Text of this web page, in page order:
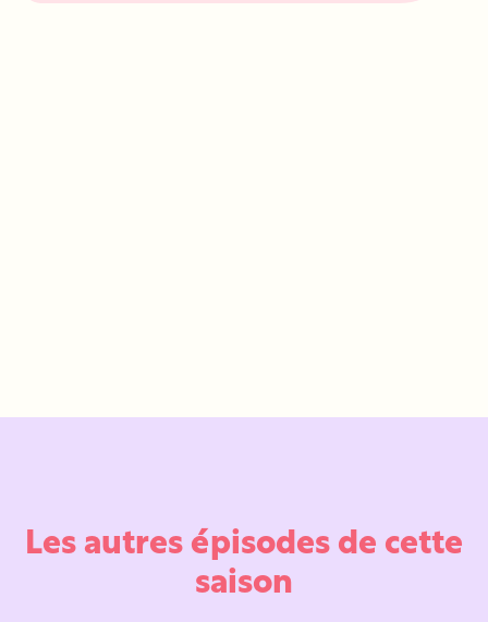
Les autres épisodes de cette
saison